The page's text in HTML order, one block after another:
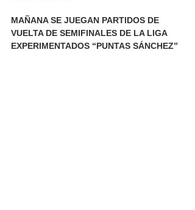
MAÑANA SE JUEGAN PARTIDOS DE
VUELTA DE SEMIFINALES DE LA LIGA
EXPERIMENTADOS “PUNTAS SÁNCHEZ”